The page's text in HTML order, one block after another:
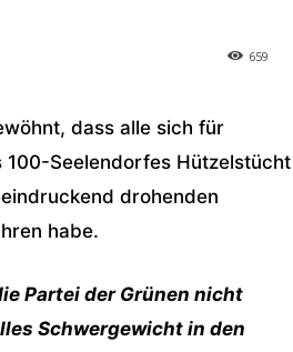
659
dass alle sich für
Seelendorfes Hützelstücht
drohenden
habe.
Partei der Grünen nicht
Schwergewicht in den